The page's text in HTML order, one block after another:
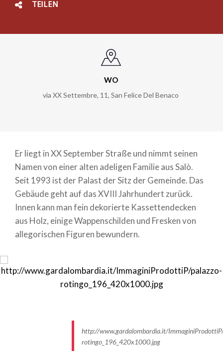
TEILEN
WO
via XX Settembre, 11, San Felice Del Benaco
Er liegt in XX September Straße und nimmt seinen
Namen von einer alten adeligen Familie aus Salò.
Seit 1993 ist der Palast der Sitz der Gemeinde. Das
Gebäude geht auf das XVIII Jahrhundert zurück.
Innen kann man fein dekorierte Kassettendecken
aus Holz, einige Wappenschilden und Fresken von
allegorischen Figuren bewundern.
http://www.gardalombardia.it/
rotingo_196_420x1000.jpg